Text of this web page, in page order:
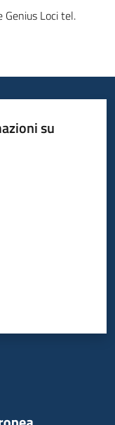
Genius Loci tel.
su